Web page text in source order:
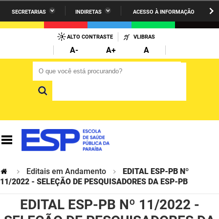
PARA
CONTEÚDO
SECRETARIAS INDIRETAS ACESSO À INFORMAÇÃO
Administração Penitenciária
Agricultura Familiar e Desenvolvimento do Semiárido
Casa Civil do Governador
Comunicação Institucional
Controladoria Geral do Estado
Desenvolvimento da Agropecuária e Pesca
ARPB
Codata
Corpo de Bombeiros
ALTO CONTRASTE VLIBRAS
A- A+
A
O que você está procurando?
Editais em Andamento
EDITAL ESP-PB Nº
11/2022 - SELEÇÃO DE PESQUISADORES DA ESP-PB
EDITAL ESP-PB Nº 11/2022 -